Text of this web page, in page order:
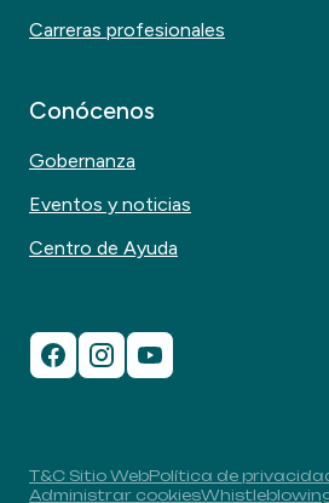
Carreras profesionales
Conócenos
Gobernanza
Eventos y noticias
Centro de Ayuda
T&C Sitio WebPolítica de
Administrar cookies